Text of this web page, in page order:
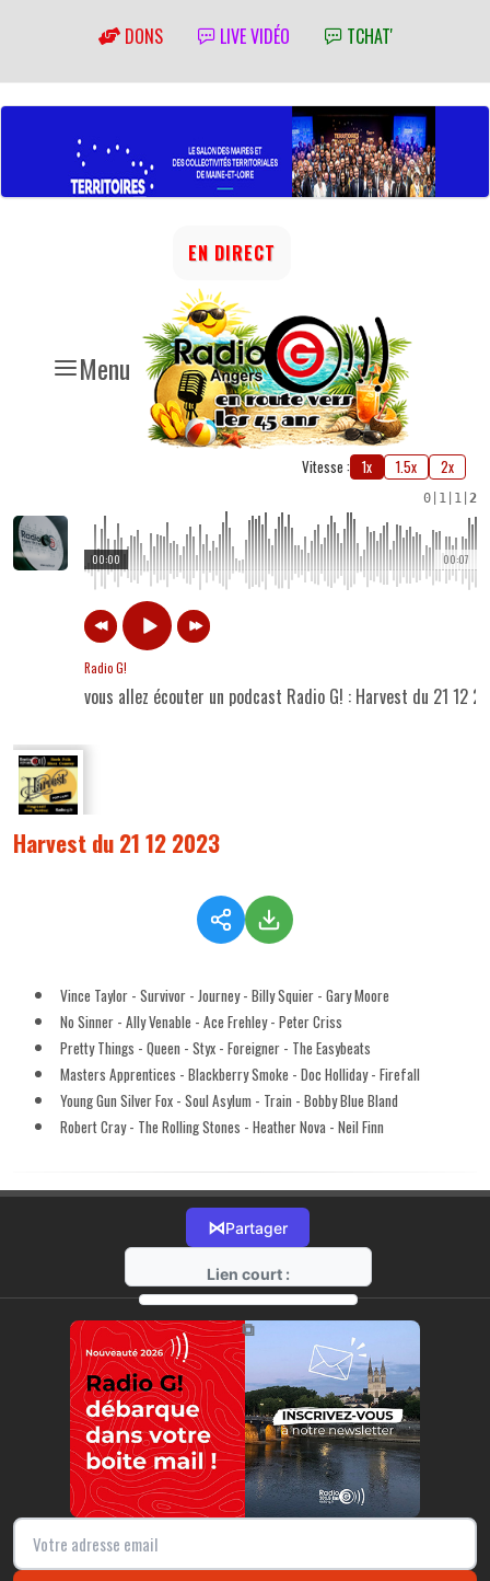
DONS LIVE VIDÉO TCHAT'
Menu
EN DIRECT
Vitesse : 1x 1.5x 2x
0 1 1 2
00:07
00:00
Radio G!
vous allez écouter un podcast Radio G! : Harvest du 21 12
Harvest du 21 12 2023
Vince Taylor - Survivor - Journey - Billy Squier - Gary Moore
No Sinner - Ally Venable - Ace Frehley - Peter Criss
Pretty Things - Queen - Styx - Foreigner - The Easybeats
Masters Apprentices - Blackberry Smoke - Doc Holliday - Firefall
Young Gun Silver Fox - Soul Asylum - Train - Bobby Blue Bland
Robert Cray - The Rolling Stones - Heather Nova - Neil Finn
⋈Partager
Lien court :
https://radio-g.fr?13470
⧉